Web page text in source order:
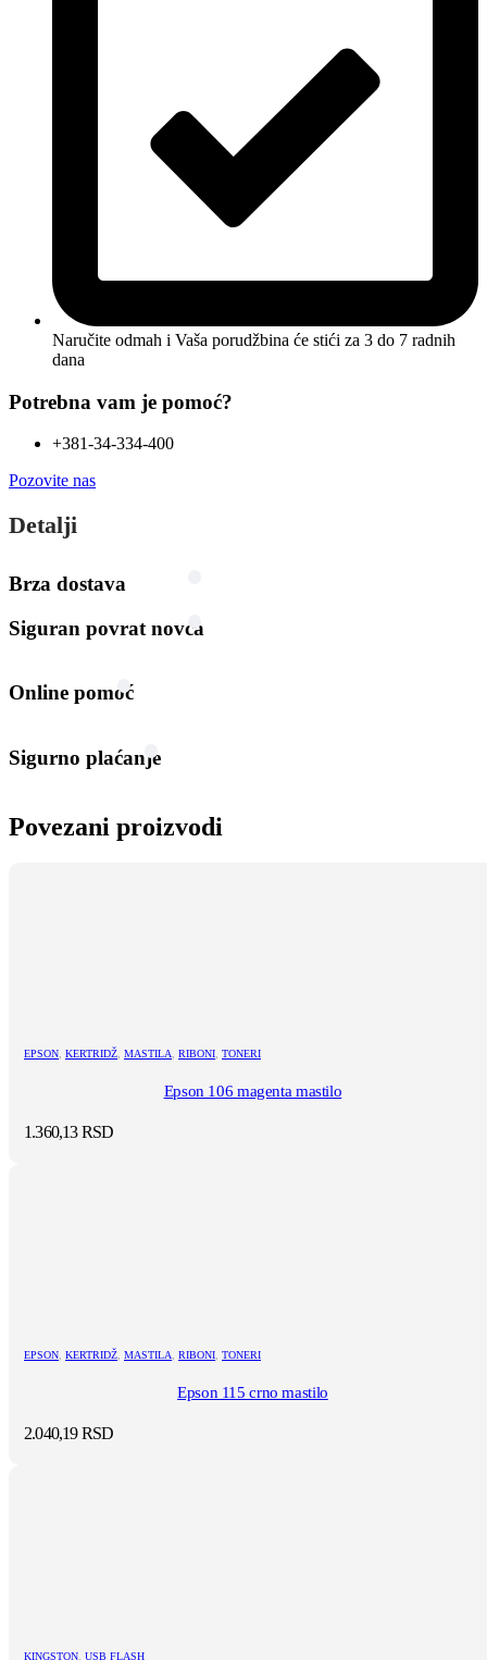
Naručite odmah i Vaša porudžbina će stići za 3 do 7 radnih
dana
Potrebna vam je pomoć?
+381-34-334-400
Pozovite nas
Detalji
Brza dostava
Siguran povrat novca
Online pomoć
Sigurno plaćanje
Povezani proizvodi
EPSON, KERTRIDŽ, MASTILA, RIBONI, TONERI
Epson 106 magenta mastilo
1.360,13RSD
EPSON, KERTRIDŽ, MASTILA, RIBONI, TONERI
Epson 115 crno mastilo
2.040,19RSD
KINGSTON, USB FLASH